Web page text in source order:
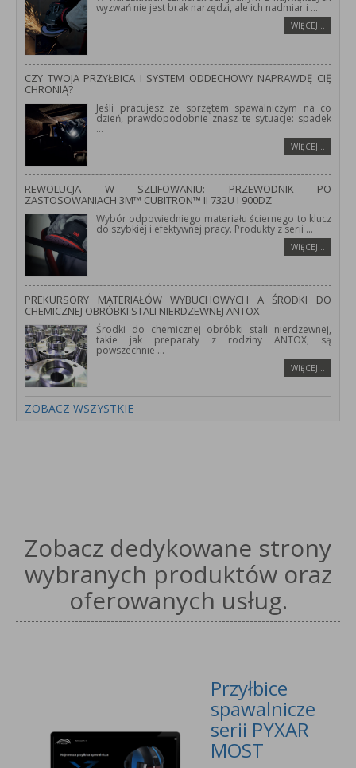
wyzwań nie jest brak narzędzi, ale ich nadmiar i ...
WIĘCEJ…
CZY TWOJA PRZYŁBICA I SYSTEM ODDECHOWY NAPRAWDĘ CIĘ
CHRONIĄ?
Jeśli pracujesz ze sprzętem spawalniczym na co
dzień, prawdopodobnie znasz te sytuacje: spadek
...
WIĘCEJ…
REWOLUCJA W SZLIFOWANIU: PRZEWODNIK PO
ZASTOSOWANIACH 3M™ CUBITRON™ II 732U I 900DZ
Wybór odpowiedniego materiału ściernego to klucz
do szybkiej i efektywnej pracy. Produkty z serii ...
WIĘCEJ…
PREKURSORY MATERIAŁÓW WYBUCHOWYCH A ŚRODKI DO
CHEMICZNEJ OBRÓBKI STALI NIERDZEWNEJ ANTOX
Środki do chemicznej obróbki stali nierdzewnej,
takie jak preparaty z rodziny ANTOX, są
powszechnie...
WIĘCEJ…
ZOBACZ WSZYSTKIE
Zobacz dedykowane strony
wybranych produktów oraz
oferowanych usług.
Przyłbice
spawalnicze
serii PYXAR
MOST